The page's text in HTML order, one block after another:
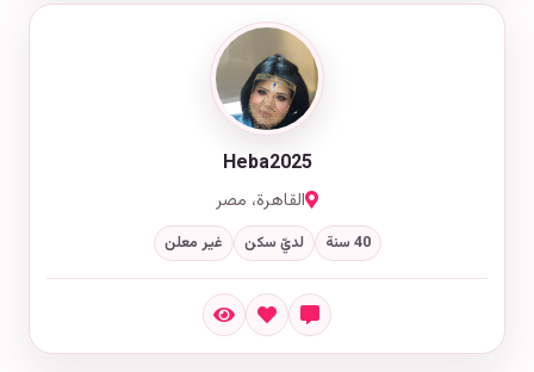
Heba2025
القاهرة، مصر
40 سنة لديّ سكن غير معلن